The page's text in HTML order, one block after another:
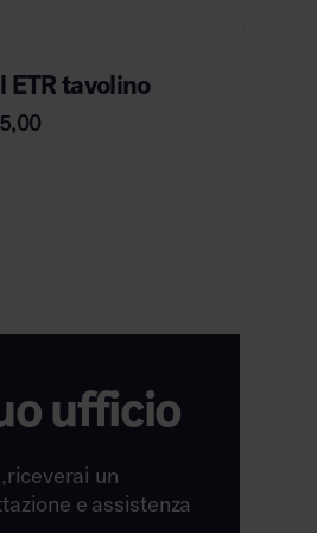
ETR tavolino
ufficio
un
e assistenza